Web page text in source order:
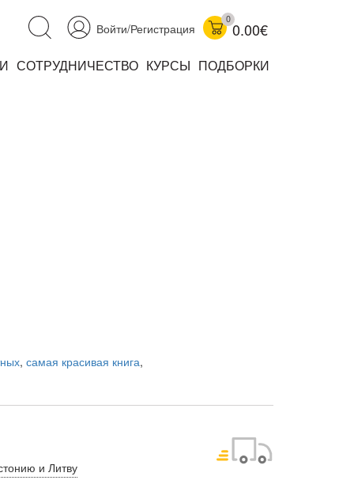
Войти/Регистрация
0
0.00€
СОТРУДНИЧЕСТВО КУРСЫ ПОДБОРКИ
, самая красивая книга,
и Литву